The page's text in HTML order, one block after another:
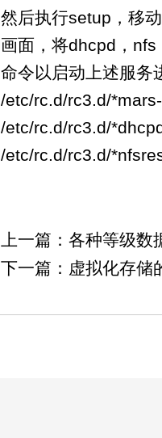
然后执行setup，移
画面，将dhcpd，
命令以启动上述服务
/etc/rc.d/rc3.d/
/etc/rc.d/rc3.d/
/etc/rc.d/rc3.d/
上一篇： 各种等级数
下一篇： 虚拟化存储